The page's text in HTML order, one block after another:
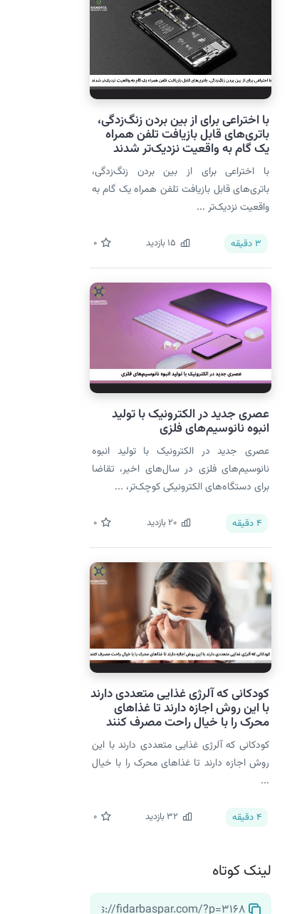
با اختراعی برای از بین بردن زنگ‌زدگی،
باتری‌های قابل بازیافت تلفن همراه
یک گام به واقعیت نزدیک‌تر شدند
با اختراعی برای از بین بردن زنگ‌زدگی،
باتری‌های قابل بازیافت تلفن همراه یک گام به
واقعیت نزدیک‌تر ...
3 دقیقه 15 بازدید 0
عصری جدید در الکترونیک با تولید
انبوه نانوسیم‌های فلزی
عصری جدید در الکترونیک با تولید انبوه
نانوسیم‌های فلزی در سال‌های اخیر، تقاضا
برای دستگاه‌های الکترونیکی کوچک‌تر، ...
4 دقیقه 20 بازدید 0
کودکانی که آلرژی غذایی متعددی دارند
با این روش اجازه دارند تا غذاهای
محرک را با خیال راحت مصرف کنند
کودکانی که آلرژی غذایی متعددی دارند با این
روش اجازه دارند تا غذاهای محرک را با خیال
...
4 دقیقه 32 بازدید 0
لینک کوتاه